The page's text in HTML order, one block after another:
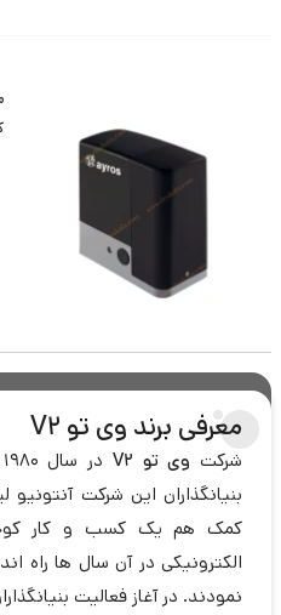
معرفی برند وی تو V2
شرکت وی تو V2
بنیانگذاران این شرکت
کمک هم یک کسب و کار
الکترونیکی در آن سال ها راه
نمودند. در آغاز فعالیت